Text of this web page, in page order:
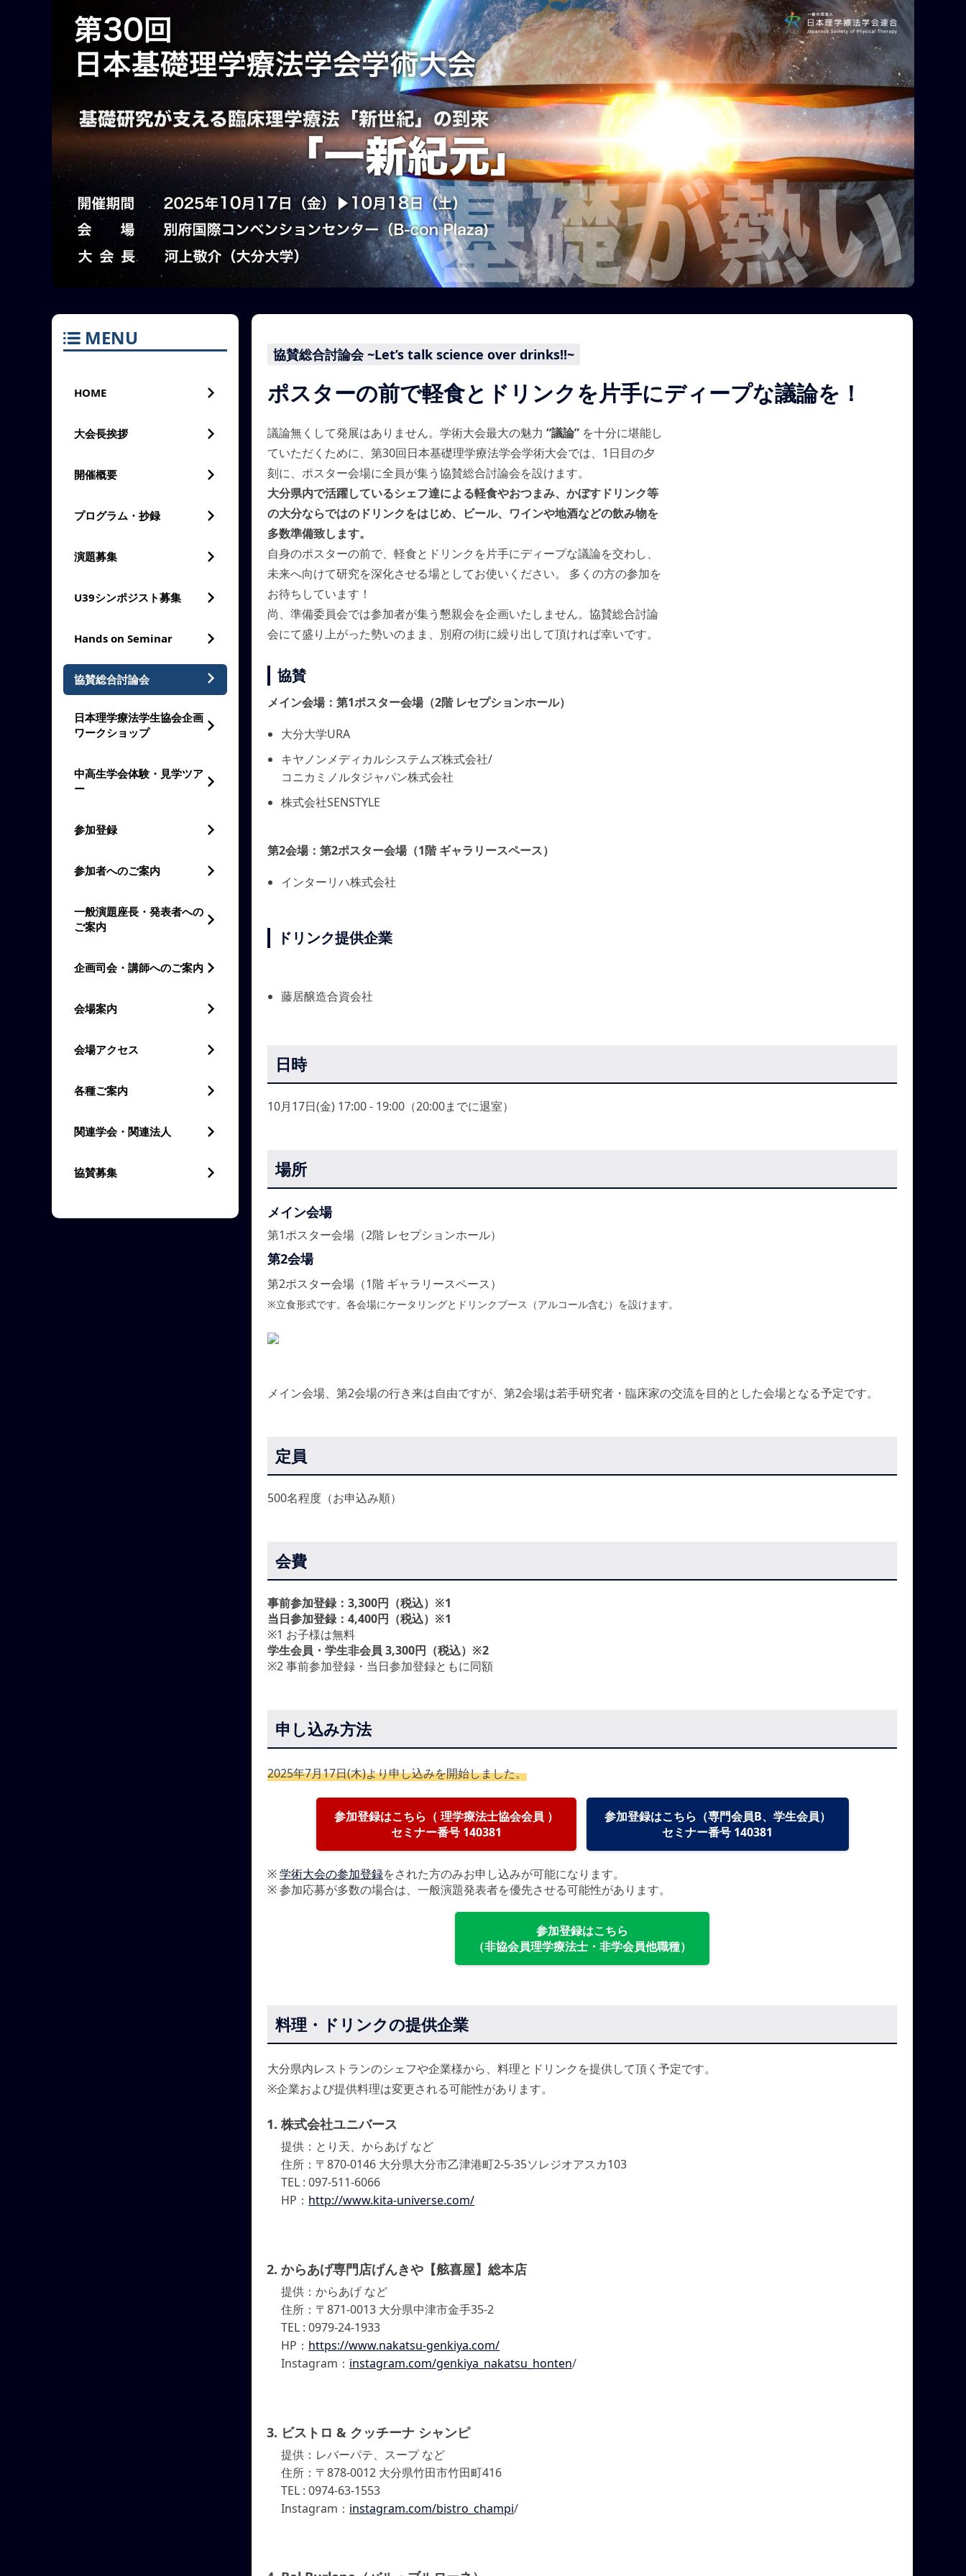
MENU
HOME
大会長挨拶
開催概要
プログラム・抄録
演題募集
U39シンポジスト募集
Hands on Seminar
協賛総合討論会
⽇本理学療法学⽣協会企画
ワークショップ
中高生学会体験・見学ツア
ー
参加登録
参加者へのご案内
一般演題座長・発表者への
ご案内
企画司会・講師へのご案内
会場案内
会場アクセス
各種ご案内
関連学会・関連法人
協賛募集
協賛総合討論会 ~Let’s talk science over drinks!!~
ポスターの前で軽食とドリンクを片手にディープな議論を！
議論無くして発展はありません。学術大会最大の魅力 “議論” を十分に堪能し
ていただくために、第30回日本基礎理学療法学会学術大会では、1日目の夕
刻に、ポスター会場に全員が集う協賛総合討論会を設けます。
大分県内で活躍しているシェフ達による軽食やおつまみ、かぼすドリンク等
の大分ならではのドリンクをはじめ、ビール、ワインや地酒などの飲み物を
多数準備致します。
自身のポスターの前で、軽食とドリンクを片手にディープな議論を交わし、
未来へ向けて研究を深化させる場としてお使いください。 多くの方の参加を
お待ちしています！
尚、準備委員会では参加者が集う懇親会を企画いたしません。協賛総合討論
会にて盛り上がった勢いのまま、別府の街に繰り出して頂ければ幸いです。
協賛
メイン会場：第1ポスター会場（2階 レセプションホール）
大分大学URA
キヤノンメディカルシステムズ株式会社/
コニカミノルタジャパン株式会社
株式会社SENSTYLE
第2会場：第2ポスター会場（1階 ギャラリースペース）
インターリハ株式会社
ドリンク提供企業
藤居醸造合資会社
日時
10月17日(金) 17:00 - 19:00（20:00までに退室）
場所
メイン会場
第1ポスター会場（2階 レセプションホール）
第2会場
第2ポスター会場（1階 ギャラリースペース）
※立食形式です。各会場にケータリングとドリンクブース（アルコール含む）を設けます。
メイン会場、第2会場の行き来は自由ですが、第2会場は若手研究者・臨床家の交流を目的とした会場となる予定です。
定員
500名程度（お申込み順）
会費
事前参加登録：3,300円（税込）※1
当日参加登録：4,400円（税込）※1
※1 お子様は無料
学生会員・学生非会員 3,300円（税込）※2
※2 事前参加登録・当日参加登録ともに同額
申し込み方法
2025年7月17日(木)より申し込みを開始しました。
参加登録はこちら（ 理学療法士協会会員 ）
セミナー番号 140381
参加登録はこちら（専門会員B、学生会員）
セミナー番号 140381
※学術大会の参加登録をされた方のみお申し込みが可能になります。
※ 参加応募が多数の場合は、一般演題発表者を優先させる可能性があります。
参加登録はこちら
（非協会員理学療法士・非学会員他職種）
料理・ドリンクの提供企業
大分県内レストランのシェフや企業様から、料理とドリンクを提供して頂く予定です。
※企業および提供料理は変更される可能性があります。
株式会社ユニバース
提供：とり天、からあげ など
住所：〒870-0146 大分県大分市乙津港町2-5-35ソレジオアスカ103
TEL : 097-511-6066
HP： http://www.kita-universe.com/
からあげ専門店げんきや【舷喜屋】総本店
提供：からあげ など
住所：〒871-0013 大分県中津市金手35-2
TEL : 0979-24-1933
HP： https://www.nakatsu-genkiya.com/
Instagram： instagram.com/genkiya_nakatsu_honten/
ビストロ & クッチーナ シャンピ
提供：レバーパテ、スープ など
住所：〒878-0012 大分県竹田市竹田町416
TEL : 0974-63-1553
Instagram： instagram.com/bistro_champi/